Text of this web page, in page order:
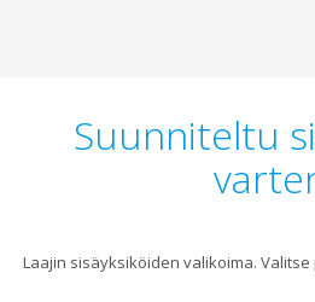
Suunniteltu
Laajin sisäyksiköiden valikoima.